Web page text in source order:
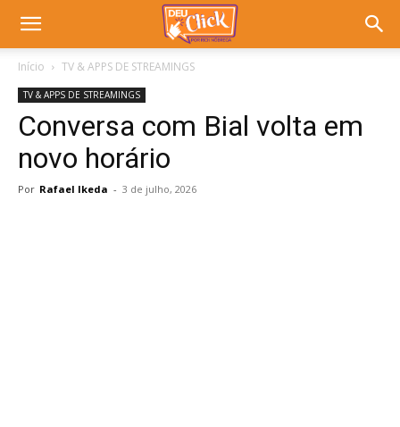
Início TV & APPS DE STREAMINGS
TV & APPS DE STREAMINGS
Conversa com Bial volta em
novo horário
Por Rafael Ikeda - 3 de julho, 2026